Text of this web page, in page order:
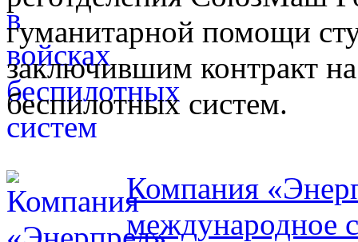
гуманитарной помощи
заключившим контракт
беспилотных систем.
Компания
международное